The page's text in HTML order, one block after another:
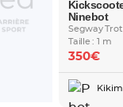
Ninebot
Segway
Taille : 1 m
350€